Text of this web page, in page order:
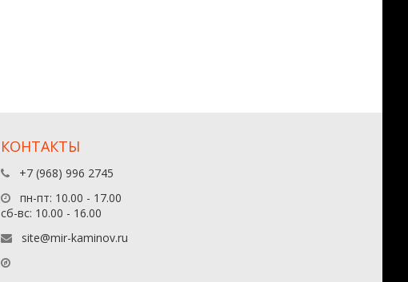
КОНТАКТЫ
+7 (968) 996 2745
пн-пт: 10.00 - 17.00
сб-вс: 10.00 - 16.00
site@mir-kaminov.ru